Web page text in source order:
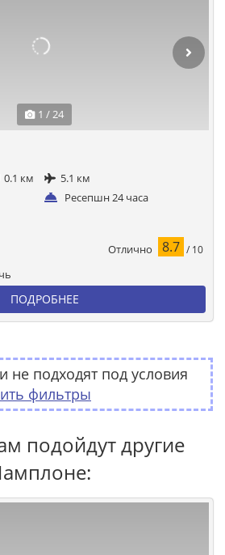
1 / 24
0.1 км
5.1 км
Ресепшн 24 часа
Отлично 8.7 / 10
ПОДРОБНЕЕ
не подходят под условия
фильтры
подойдут другие